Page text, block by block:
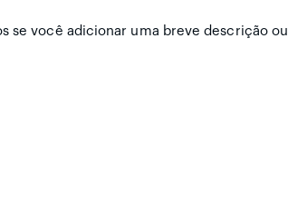
se você adicionar uma breve descrição ou